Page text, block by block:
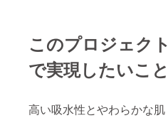
このプロジェクト
で実現したいこと
高い吸水性とやわらかな肌